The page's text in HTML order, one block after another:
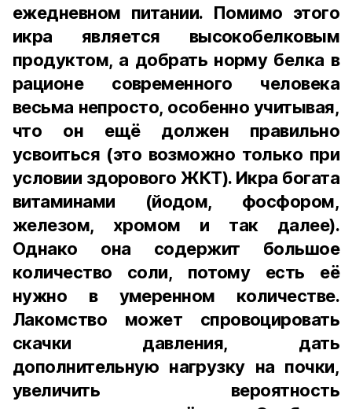
ежедневном питании. Помимо этого
икра является высокобелковым
продуктом, а добрать норму белка в
рационе современного человека
весьма непросто, особенно учитывая,
что он ещё должен правильно
усвоиться (это возможно только при
условии здорового ЖКТ). Икра богата
витаминами (йодом, фосфором,
железом, хромом и так далее).
Однако она содержит большое
количество соли, потому есть её
нужно в умеренном количестве.
Лакомство может спровоцировать
скачки давления, дать
дополнительную нагрузку на почки,
увеличить вероятность